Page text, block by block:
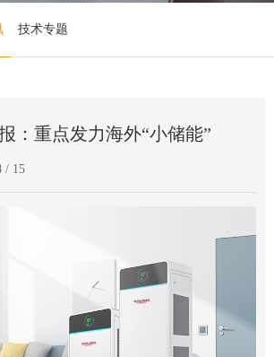
技术专题
：重点发力海外“小储能”
/ 15